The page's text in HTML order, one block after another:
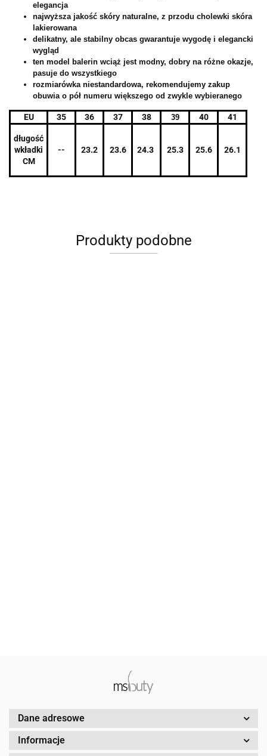
elegancja
najwyższa jakość skóry naturalne, z przodu cholewki skóra
lakierowana
delikatny, ale stabilny obcas gwarantuje wygodę i elegancki
wygląd
ten model balerin wciąż jest modny, dobry na różne okazje,
pasuje do wszystkiego
rozmiarówka niestandardowa, rekomendujemy zakup
obuwia o pół numeru większego od zwykle wybieranego
EU 35 36 37 38 39 40 41
długość
wkładki
CM
-- 23.2 23.6 24.3 25.3 25.6 26.1
Produkty podobne
Dane adresowe
Informacje